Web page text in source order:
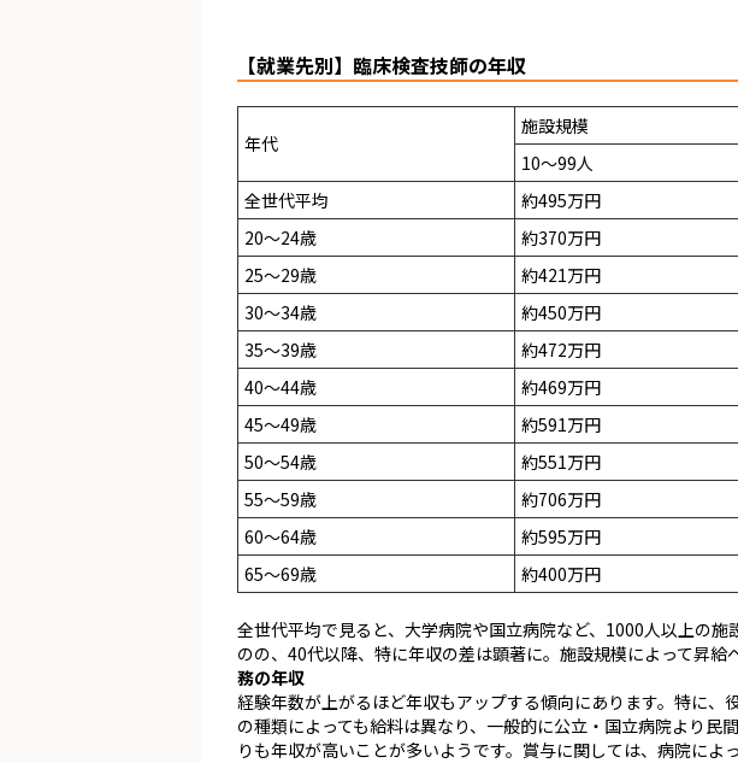
【就業先別】臨床検査技師の年収
年代
施設規模
10～99人
全世代平均
約495万円
20～24歳
約370万円
25～29歳
約421万円
30～34歳
約450万円
35～39歳
約472万円
40～44歳
約469万円
45～49歳
約591万円
50～54歳
約551万円
55～59歳
約706万円
60～64歳
約595万円
65～69歳
約400万円
全世代平均で見ると、大学病院や国立病院など、1000人以上の
のの、40代以降、特に年収の差は顕著に。施設規模によって昇
務の年収
経験年数が上がるほど年収もアップする傾向にあります。特に
の種類によっても給料は異なり、一般的に公立・国立病院より
りも年収が高いことが多いようです。賞与に関しては、病院によ